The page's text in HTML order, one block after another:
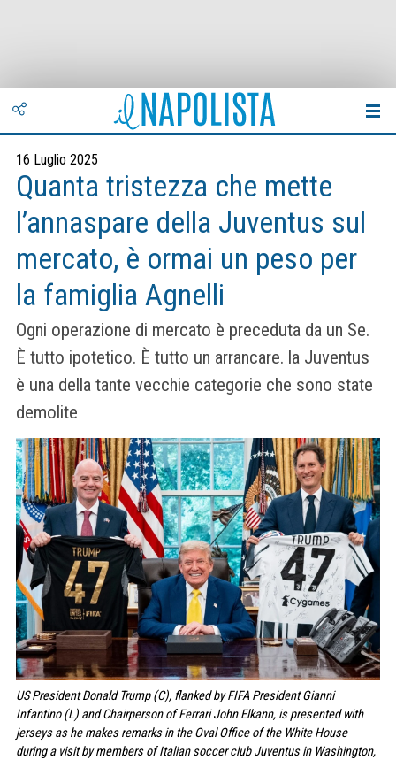
16 Luglio 2025
Quanta tristezza che mette
l’annaspare della Juventus sul
mercato, è ormai un peso per
la famiglia Agnelli
Ogni operazione di mercato è preceduta da un Se.
È tutto ipotetico. È tutto un arrancare. la Juventus
è una della tante vecchie categorie che sono state
demolite
US President Donald Trump (C), flanked by FIFA President Gianni
Infantino (L) and Chairperson of Ferrari John Elkann, is presented with
jerseys as he makes remarks in the Oval Office of the White House
during a visit by members of Italian soccer club Juventus in Washington,